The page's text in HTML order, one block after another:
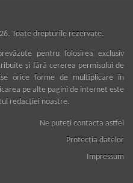
Toate drepturile rezervate.
pentru folosirea exclusiv
şi fără cererea permisului de
orice forme de multiplicare în
pe alte pagini de internet este
redacţiei noastre.
Ne puteţi contacta astfel
Protecţia datelor
Impressum